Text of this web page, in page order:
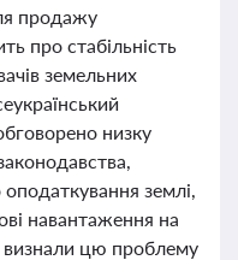
продажу
про стабільність
земельних
низку
землі,
навантаження на
цю проблему